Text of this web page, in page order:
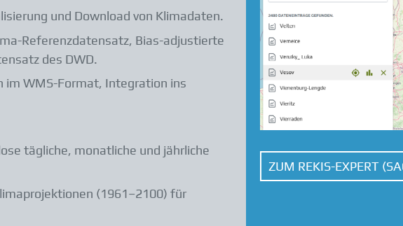
und Download von Klimadaten.
Referenzdatensatz, Bias-adjustierte
des DWD.
im WMS-Format, Integration ins
tägliche, monatliche und jährliche
(1961–2100) für
ZUM REKIS-EXPERT